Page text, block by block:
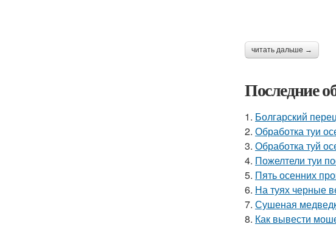
читать дальше →
Последние
1. Болгарский
2. Обработка туи
3. Обработка туй
4. Пожелтели туи
5. Пять осенних
6. На туях черные
7. Сушеная
8. Как вывести